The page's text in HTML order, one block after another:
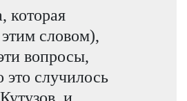
которая
словом),
вопросы,
это случилось
и